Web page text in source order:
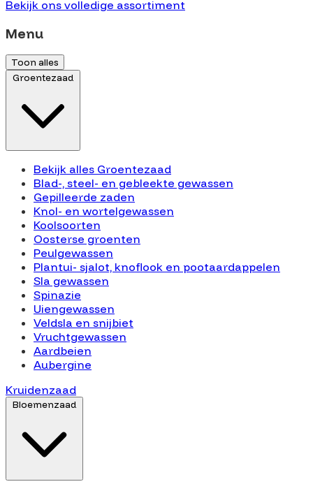
Bekijk ons volledige assortiment
Menu
Toon alles
Groentezaad
Bekijk alles Groentezaad
Blad-, steel- en gebleekte gewassen
Gepilleerde zaden
Knol- en wortelgewassen
Koolsoorten
Oosterse groenten
Peulgewassen
Plantui- sjalot, knoflook en pootaardappelen
Sla gewassen
Spinazie
Uiengewassen
Veldsla en snijbiet
Vruchtgewassen
Aardbeien
Aubergine
Kruidenzaad
Bloemenzaad